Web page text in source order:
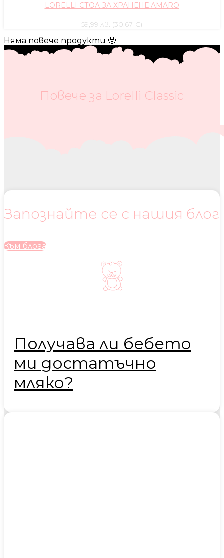
LORELLI СТОЛ ЗА ХРАНЕНЕ AMARO
59,99 лв. (30.67 €)
Няма повече продукти 🥹
Повече за Lorelli Classic
Запознайте се с нашия блог
Към блога
Получава ли бебето
ми достатъчно
мляко?